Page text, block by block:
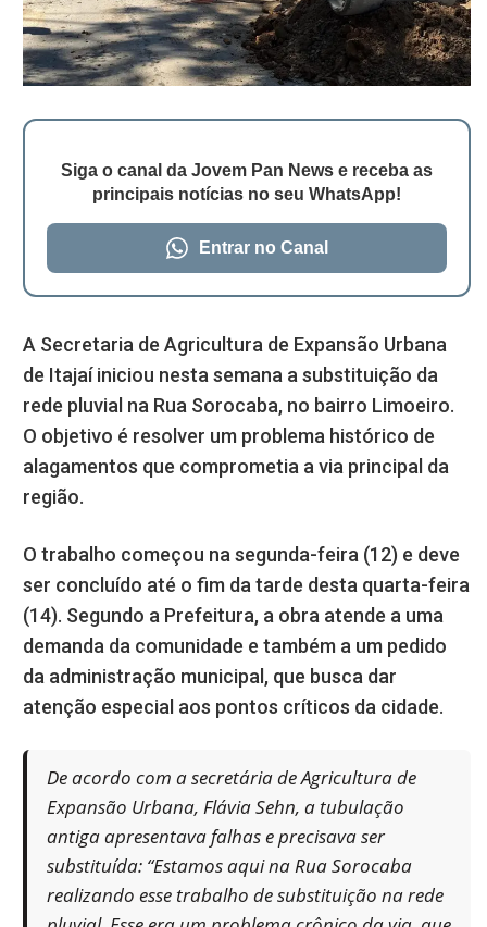
Siga o canal da Jovem Pan News e receba as
principais notícias no seu WhatsApp!
Entrar no Canal
A Secretaria de Agricultura de Expansão Urbana
de Itajaí iniciou nesta semana a substituição da
rede pluvial na Rua Sorocaba, no bairro Limoeiro.
O objetivo é resolver um problema histórico de
alagamentos que comprometia a via principal da
região.
O trabalho começou na segunda-feira (12) e deve
ser concluído até o fim da tarde desta quarta-feira
(14). Segundo a Prefeitura, a obra atende a uma
demanda da comunidade e também a um pedido
da administração municipal, que busca dar
atenção especial aos pontos críticos da cidade.
De acordo com a secretária de Agricultura de
Expansão Urbana, Flávia Sehn, a tubulação
antiga apresentava falhas e precisava ser
substituída: “Estamos aqui na Rua Sorocaba
realizando esse trabalho de substituição na rede